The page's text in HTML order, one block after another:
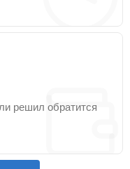
решил обратится